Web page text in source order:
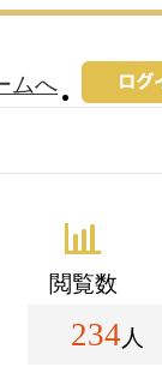
ムへ
閲覧数
234 人